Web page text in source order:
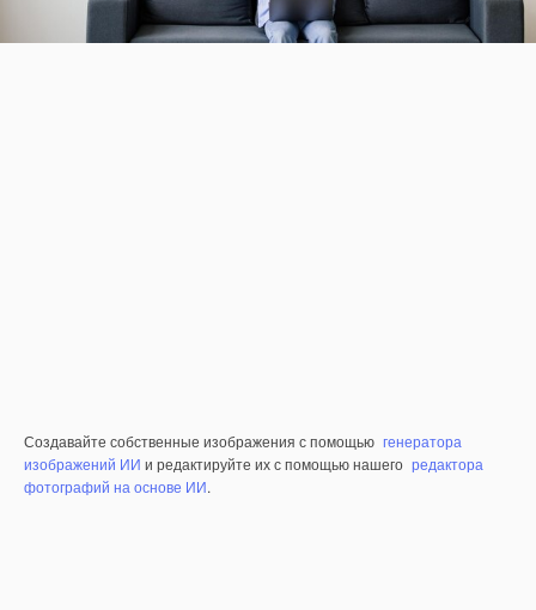
Создавайте собственные изображения с помощью генератора
изображений ИИ и редактируйте их с помощью нашего редактора
фотографий на основе ИИ.